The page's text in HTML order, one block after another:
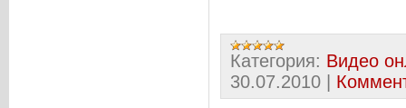
Категория: Видео
30.07.2010 |